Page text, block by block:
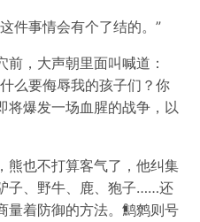
件事情会有个了结的。”
，大声朝里面叫喊道：
么要侮辱我的孩子们？你
将爆发一场血腥的战争，以
熊也不打算客气了，他纠集
子、野牛、鹿、狍子……还
量着防御的方法。鹪鹩则号